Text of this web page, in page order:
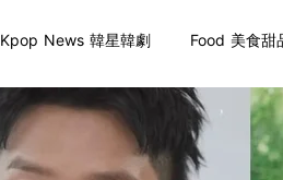
Kpop News 韓星韓劇 Food 美食甜